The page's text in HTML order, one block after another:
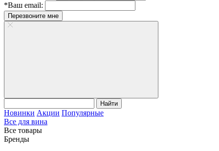
*Ваш email:
Перезвоните мне
Найти
Новинки Акции Популярные
Все для вина
Все товары
Бренды